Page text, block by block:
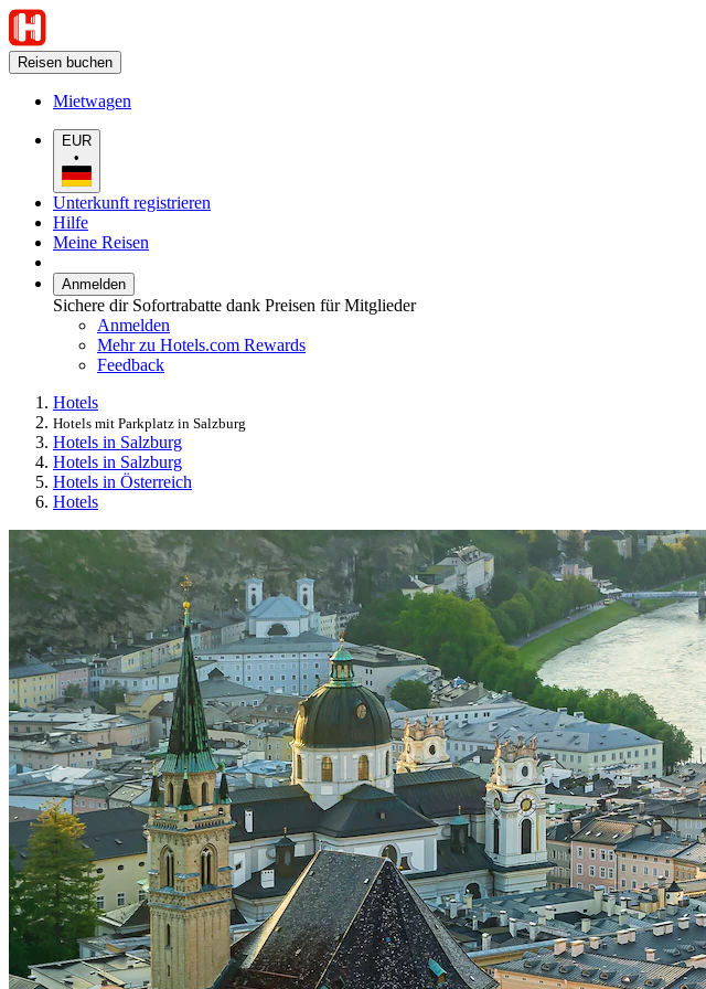
Reisen buchen
Mietwagen
EUR
•
Unterkunft registrieren
Hilfe
Meine Reisen
Anmelden
Sichere dir Sofortrabatte dank Preisen für Mitglieder
Anmelden
Mehr zu Hotels.com Rewards
Feedback
Hotels
Hotels mit Parkplatz in Salzburg
Hotels in Salzburg
Hotels in Salzburg
Hotels in Österreich
Hotels